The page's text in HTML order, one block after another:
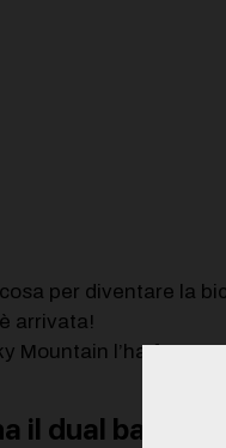
per diventare la
arrivata!
Mountain l’ha fatto
il dual battery